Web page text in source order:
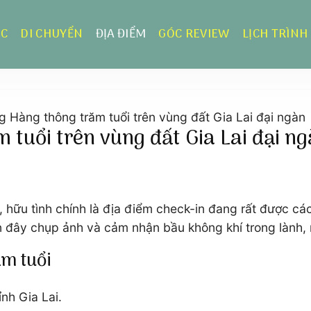
DI CHUYỂN ĐỊA ĐIỂM GÓC REVIEW LỊCH TRÌNH
Hàng thông trăm tuổi trên vùng đất Gia Lai đại ngàn
tuổi trên vùng đất Gia Lai đại
tình chính là địa điểm check-in đang rất được
chụp ảnh và cảm nhận bầu không khí trong lành,
tuổi
Gia Lai.